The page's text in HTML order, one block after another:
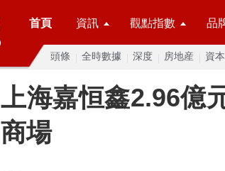
首頁 資訊 觀點指數 品
頭條 全時數據 深度 房地産 資
上海嘉恒鑫2.96億
商場